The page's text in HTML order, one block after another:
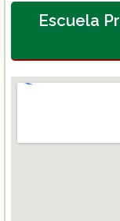
Escuela